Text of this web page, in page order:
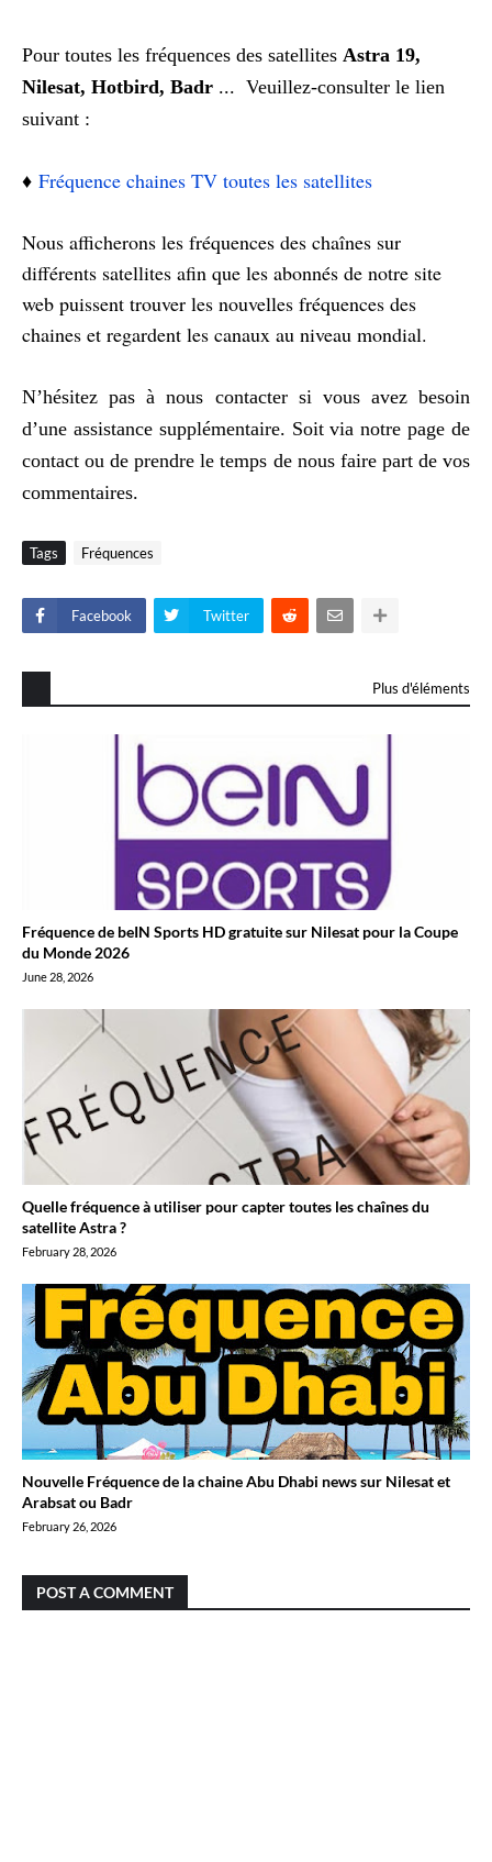
Pour toutes les fréquences des satellites Astra 19,
Nilesat, Hotbird, Badr ... Veuillez-consulter le lien
suivant :
♦️ Fréquence chaines TV toutes les satellites
Nous afficherons les fréquences des chaînes sur
différents satellites afin que les abonnés de notre site
web puissent trouver les nouvelles fréquences des
chaines et regardent les canaux au niveau mondial.
N’hésitez pas à nous contacter si vous avez besoin
d’une assistance supplémentaire. Soit via notre page de
contact ou de prendre le temps de nous faire part de vos
commentaires.
Tags Fréquences
Facebook Twitter
Plus d'éléments
Fréquence de beIN Sports HD gratuite sur Nilesat pour la Coupe
du Monde 2026
June 28, 2026
Quelle fréquence à utiliser pour capter toutes les chaînes du
satellite Astra ?
February 28, 2026
Nouvelle Fréquence de la chaine Abu Dhabi news sur Nilesat et
Arabsat ou Badr
February 26, 2026
POST A COMMENT